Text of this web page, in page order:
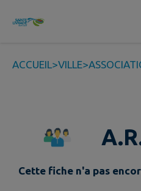
Contenu
ACCUEIL>VILLE>
Cette fiche n'a pas